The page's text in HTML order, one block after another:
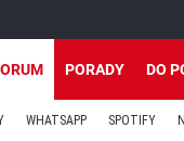
PORADY DO
WHATSAPP SPOTIFY